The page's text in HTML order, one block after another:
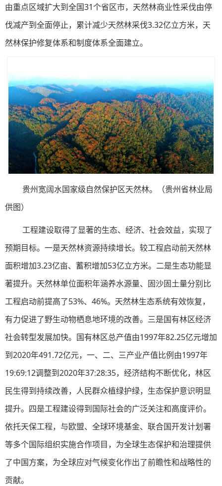
由重点区域扩大到全国31个省区市，天然林商业性采伐由停
伐减产到全面停止，累计减少天然林采伐3.32亿立方米，天
然林保护修复体系和制度体系全面建立。
贵州宽阔水国家级自然保护区天然林。（贵州省林业局
供图）
工程建设取得了显著的生态、经济、社会效益，实现了
预期目标。一是天然林资源持续增长。较工程启动前天然林
面积增加3.23亿亩、蓄积增加53亿立方米。二是生态功能显
著提升。天然林单位面积年涵养水源量、固沙固土量分别比
工程启动前提高了53%、46%。天然林生态系统有效恢复，
有力促进了野生动物栖息地环境的改善。三是国有林区经济
社会转型发展加快。国有林区总产值由1997年82.25亿元增加
到2020年491.72亿元，一、二、三产业产值比例由1997年
19∶69∶12调整到2020年37∶28∶35，经济结构不断优化，林区
民生得到持续改善，人民群众植绿护绿，生态保护意识明显
提升。四是工程建设得到国际社会的广泛关注和高度评价。
依托天保工程，与欧盟、全球环境基金、联合国开发计划署
等多个国际组织实施合作项目，为全球生态保护和治理提供
了中国方案，为全球应对气候变化作出了前瞻性和战略性的
贡献。